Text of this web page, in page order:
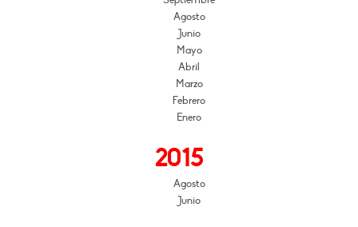
Agosto
Junio
Mayo
Abril
Marzo
Febrero
Enero
2015
Agosto
Junio